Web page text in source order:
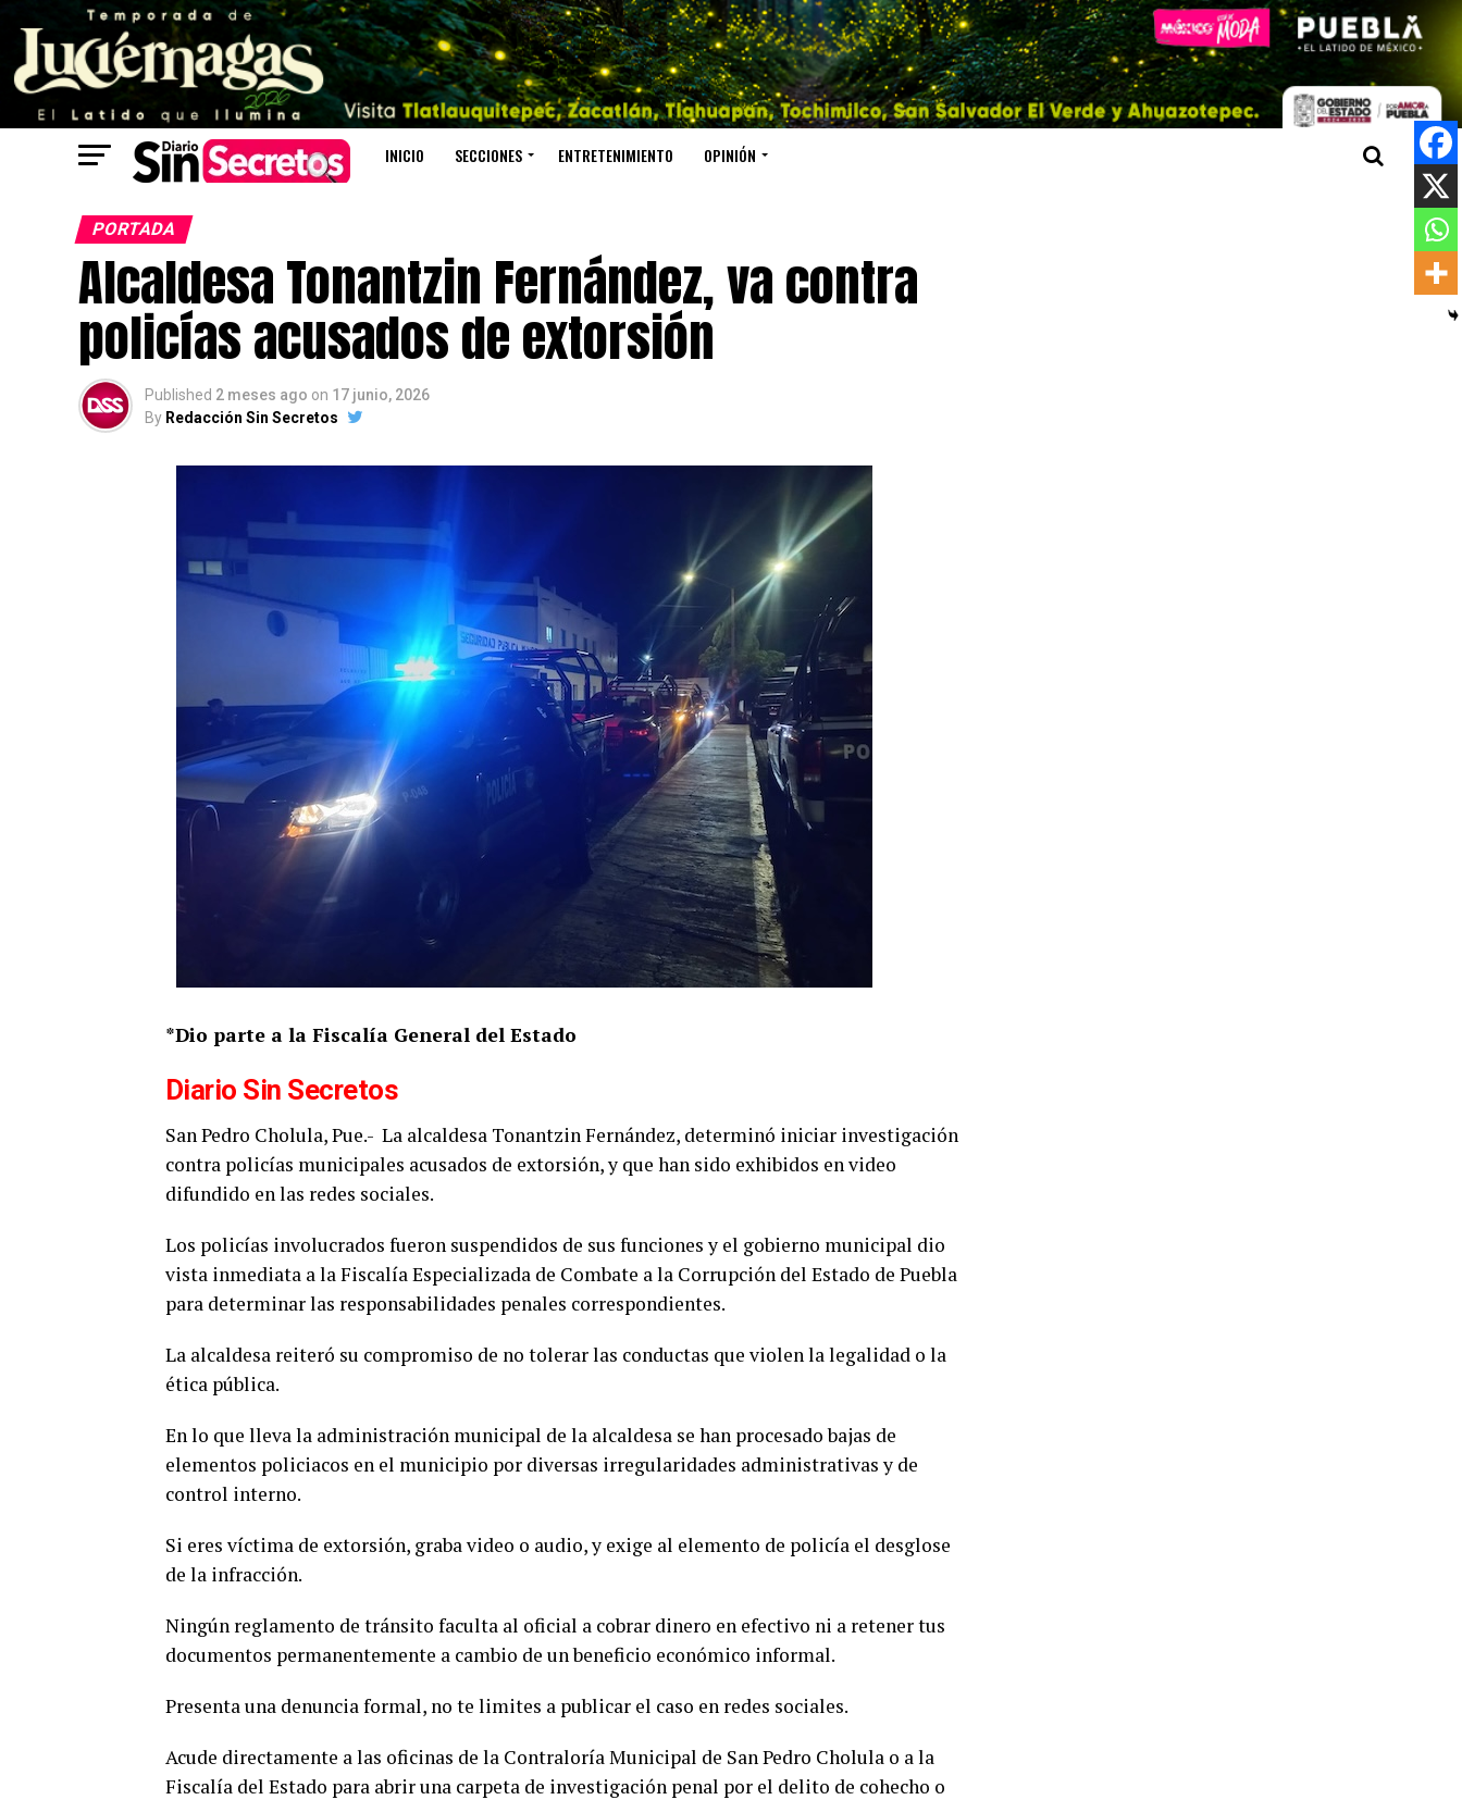
INICIO SECCIONES ENTRETENIMIENTO OPINIÓN
PORTADA
Alcaldesa Tonantzin Fernández, va contra
policías acusados de extorsión
Published 2 meses ago on 17 junio, 2026
By Redacción Sin Secretos
*Dio parte a la Fiscalía General del Estado
Diario Sin Secretos
San Pedro Cholula, Pue.- La alcaldesa Tonantzin Fernández, determinó iniciar investigación
contra policías municipales acusados de extorsión, y que han sido exhibidos en video
difundido en las redes sociales.
Los policías involucrados fueron suspendidos de sus funciones y el gobierno municipal dio
vista inmediata a la Fiscalía Especializada de Combate a la Corrupción del Estado de Puebla
para determinar las responsabilidades penales correspondientes.
La alcaldesa reiteró su compromiso de no tolerar las conductas que violen la legalidad o la
ética pública.
En lo que lleva la administración municipal de la alcaldesa se han procesado bajas de
elementos policiacos en el municipio por diversas irregularidades administrativas y de
control interno.
Si eres víctima de extorsión, graba video o audio, y exige al elemento de policía el desglose
de la infracción.
Ningún reglamento de tránsito faculta al oficial a cobrar dinero en efectivo ni a retener tus
documentos permanentemente a cambio de un beneficio económico informal.
Presenta una denuncia formal, no te limites a publicar el caso en redes sociales.
Acude directamente a las oficinas de la Contraloría Municipal de San Pedro Cholula o a la
Fiscalía del Estado para abrir una carpeta de investigación penal por el delito de cohecho o